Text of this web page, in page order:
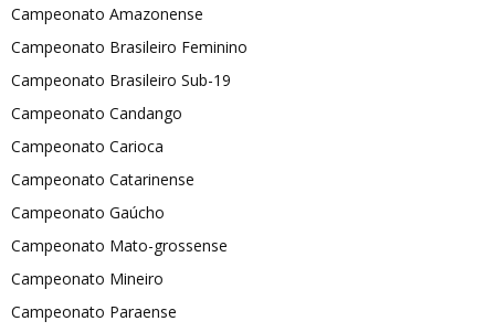
Campeonato Amazonense
Campeonato Brasileiro Feminino
Campeonato Brasileiro Sub-19
Campeonato Candango
Campeonato Carioca
Campeonato Catarinense
Campeonato Gaúcho
Campeonato Mato-grossense
Campeonato Mineiro
Campeonato Paraense